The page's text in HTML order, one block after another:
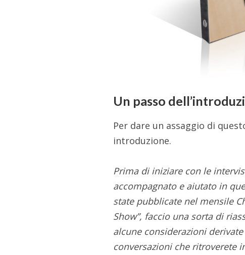
Un passo
Per dare un assaggio di
introduzione.
Prima di iniziare con le
accompagnato e aiutato in
state pubblicate nel mensile
Show”, faccio una sorta di
alcune considerazioni
conversazioni che ritroverete